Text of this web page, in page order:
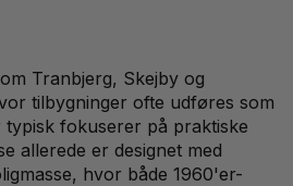
Tranbjerg, Skejby og
tilbygninger ofte udføres som
fokuserer på praktiske
allerede er designet med
hvor både 1960'er-